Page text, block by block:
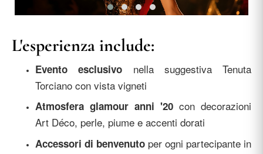
L'esperienza include:
Evento esclusivo nella suggestiva Tenuta
Torciano con vista vigneti
Atmosfera glamour anni '20 con decorazioni
Art Déco, perle, piume e accenti dorati
Accessori di benvenuto per ogni partecipante in